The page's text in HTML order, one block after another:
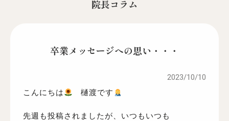
院長コラム
卒業メッセージへの思い・・・
2023/10/10
こんにちは
樋渡です
先週も投稿されましたが、いつもいつも